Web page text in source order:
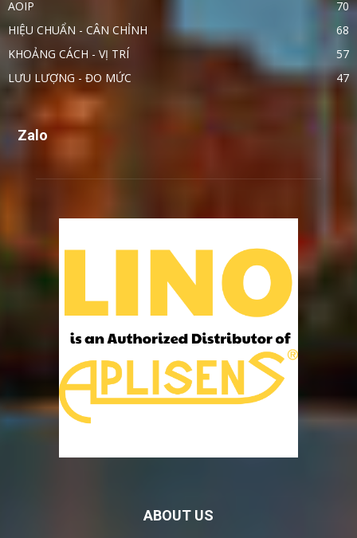
AOIP
70
HIỆU CHUẨN - CÂN CHỈNH
68
KHOẢNG CÁCH - VỊ TRÍ
57
LƯU LƯỢNG - ĐO MỨC
47
Zalo
ABOUT US